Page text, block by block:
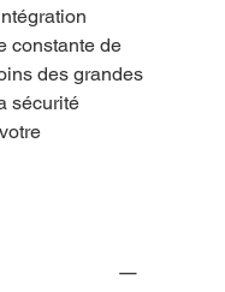
constante de
des grandes
sécurité